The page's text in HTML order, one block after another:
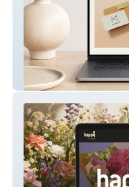
Palm & Flora – Site